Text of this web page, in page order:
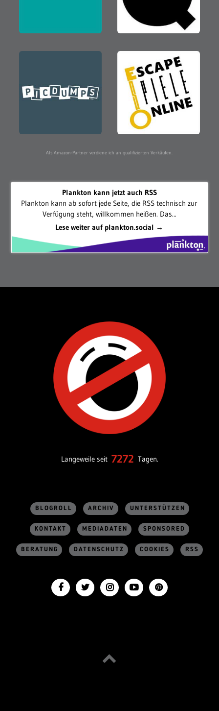
Als Amazon-Partner verdiene ich an qualifizierten Verkäufen.
Plankton kann jetzt auch RSS
Plankton kann ab sofort jede Seite, die RSS technisch zur
Verfügung steht, willkommen heißen. Das...
Lese weiter auf plankton.social →
Langeweile seit 7272 Tagen.
BLOGROLL ARCHIV UNTERSTÜTZEN
KONTAKT MEDIADATEN SPONSORED
BERATUNG DATENSCHUTZ COOKIES RSS